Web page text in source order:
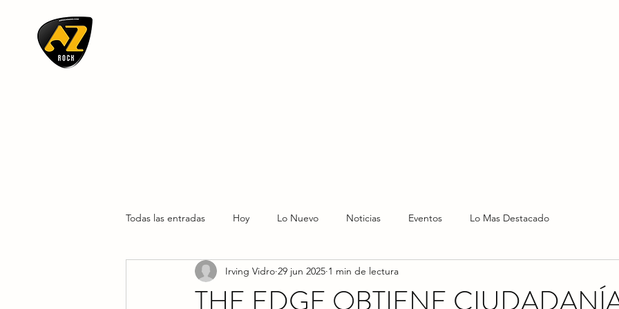
Todas las entradas Hoy Lo Nuevo Noticias Eventos Lo Mas Destacado
THE EDGE OBTIENE
Irving Vidro 29 jun 2025 1 min de lectura